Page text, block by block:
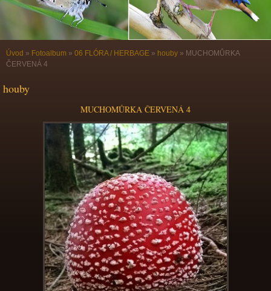
Úvod » Fotoalbum » 06 FLÓRA / HERBAGE » houby » MUCHOMŮRKA
ČERVENÁ 4
houby
MUCHOMŮRKA ČERVENÁ 4